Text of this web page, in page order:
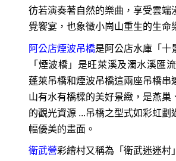
彷若演奏著自然的樂曲，享受雲端
覺饗宴，也象徵小崗山重生的生命
阿公店煙波吊橋是阿公店水庫「十
「煙波橋」是旺萊溪及濁水溪匯
蓬萊吊橋和煙波吊橋這兩座吊橋串
山有水有橋樑的美好景緻，是燕巢
的觀光資源 ...吊橋之型式如彩虹劃
幅優美的畫面。
衛武營彩繪村又稱為「衛武迷迷村